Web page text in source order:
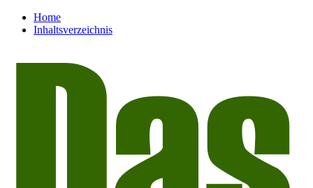
Home
Inhaltsverzeichnis